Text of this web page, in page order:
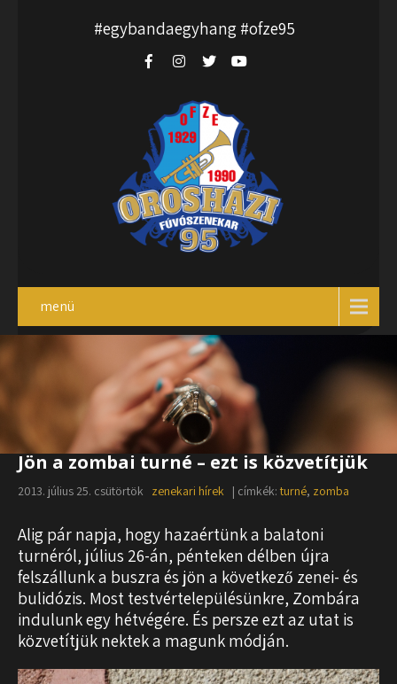
#egybandaegyhang #ofze95
menü
Jön a zombai turné – ezt is közvetítjük
2013. július 25. csütörtök zenekari hírek | címkék: turné, zomba
Alig pár napja, hogy hazaértünk a balatoni
turnéról, július 26-án, pénteken délben újra
felszállunk a buszra és jön a következő zenei- és
bulidózis. Most testvértelepülésünkre, Zombára
indulunk egy hétvégére. És persze ezt az utat is
közvetítjük nektek a magunk módján.